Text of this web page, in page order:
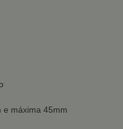
e máxima 45mm